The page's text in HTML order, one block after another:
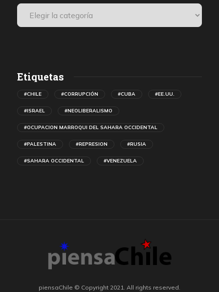
Etiquetas
#CHILE #CORRUPCIÓN #CUBA #EE.UU.
#ISRAEL #NEOLIBERALISMO
#OCUPACION MARROQUI DEL SAHARA OCCIDENTAL
#PALESTINA #REPRESION #RUSIA
#SAHARA OCCIDENTAL #VENEZUELA
piensaChile © Copyright 2021. All rights reserved.